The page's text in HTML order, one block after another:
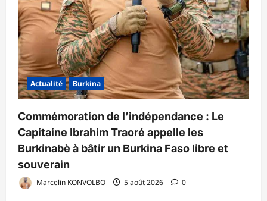
Actualité Burkina
Commémoration de l’indépendance : Le
Capitaine Ibrahim Traoré appelle les
Burkinabè à bâtir un Burkina Faso libre et
souverain
Marcelin KONVOLBO 5 août 2026 0